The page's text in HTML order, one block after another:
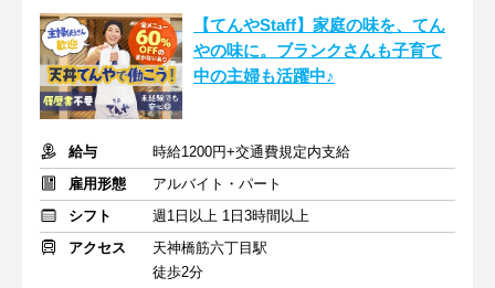
【てんやStaff】家庭の味を、てん
やの味に。ブランクさんも子育て
中の主婦も活躍中♪
給与
時給1200円+交通費規定内支給
雇用形態
アルバイト・パート
シフト
週1日以上 1日3時間以上
アクセス
天神橋筋六丁目駅
徒歩2分